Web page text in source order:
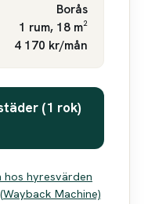
Borås
1 rum, 18 m²
4 170 kr/mån
(1 rok)
hos hyresvärden
Machine)